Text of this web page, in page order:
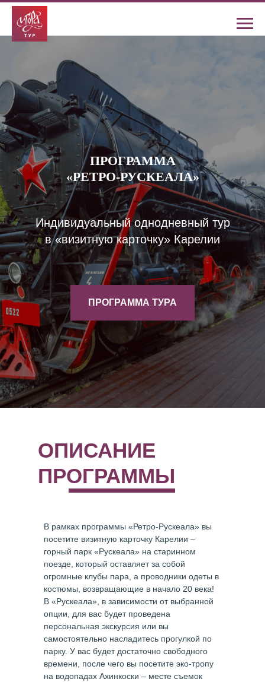
ПРОГРАММА
«РЕТРО-РУСКЕАЛА»
Индивидуальный однодневный тур
в «визитную карточку» Карелии
ПРОГРАММА ТУРА
ОПИСАНИЕ
ПРОГРАММЫ
В рамках программы «Ретро-Рускеала» вы
посетите визитную карточку Карелии –
горный парк «Рускеала» на старинном
поезде, который оставляет за собой
огромные клубы пара, а проводники одеты в
костюмы, возвращающие в начало 20 века!
В «Рускеала», в зависимости от выбранной
опции, для вас будет проведена
персональная экскурсия или вы
самостоятельно насладитесь прогулкой по
парку. У вас будет достаточно свободного
времени, после чего вы посетите эко-тропу
на водопадах Ахинкоски – месте съемок